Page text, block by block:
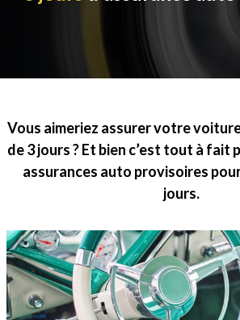
Vous aimeriez assurer votre
de 3 jours ? Et bien c’est tout à fait
assurances auto provisoires
jours.